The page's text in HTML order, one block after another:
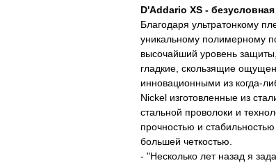
D'Addario XS -
Благодаря ультратонкому
уникальному полимерному
высочайший уровень
гладкие, скользящие
инновационными из когда-
Nickel изготовленные из
стальной проволоки и
прочностью и
большей четкостью.
- "Несколько лет назад я